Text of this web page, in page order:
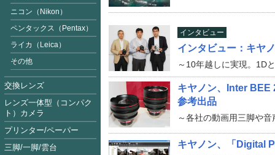
インタビュー
インタビュー：キヤ
～10年越しに実現。1D
キヤノン、Inter BEE
参考出品
～各社の動画用三脚や
キヤノン、「Digital
ニコン（Nikon）
ペンタックス（Pentax）
ライカ（Leica）
その他
交換レンズ
レンズ一体型（コンパク
ト）カメラ
プリンター/ペーパー
三脚/一脚/雲台